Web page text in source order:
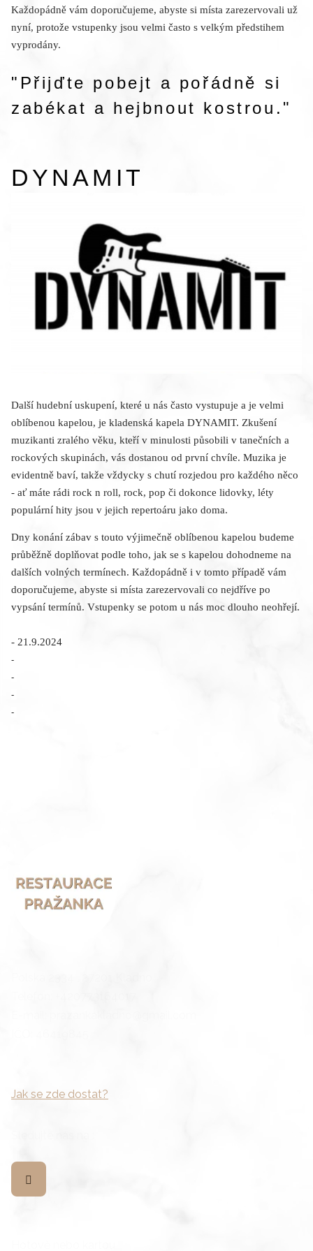
Každopádně vám doporučujeme, abyste si místa zarezervovali už
nyní, protože vstupenky jsou velmi často s velkým předstihem
vyprodány.
"Přijďte pobejt a pořádně si
zabékat a hejbnout kostrou."
DYNAMIT
Další hudební uskupení, které u nás často vystupuje a je velmi
oblíbenou kapelou, je kladenská kapela DYNAMIT. Zkušení
muzikanti zralého věku, kteří v minulosti působili v tanečních a
rockových skupinách, vás dostanou od první chvíle. Muzika je
evidentně baví, takže vždycky s chutí rozjedou pro každého něco
- ať máte rádi rock n roll, rock, pop či dokonce lidovky, léty
populární hity jsou v jejich repertoáru jako doma.
Dny konání zábav s touto výjimečně oblíbenou kapelou budeme
průběžně doplňovat podle toho, jak se s kapelou dohodneme na
dalších volných termínech. Každopádně i v tomto případě vám
doporučujeme, abyste si místa zarezervovali co nejdříve po
vypsání termínů. Vstupenky se potom u nás moc dlouho neohřejí.
- 21.9.2024
-
-
-
-
Jak se zde dostat?